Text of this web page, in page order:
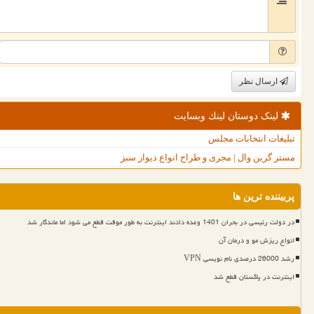
ارسال نظر
لینک دوستان لینك وبسایت
تبلیغات انتخابات مجلس
مستر گرین وال | مجری و طراح انواع دیوار سبز
پربیننده ترین ها
در دولت رئیسی در بحران 1401 وعده دادند اینترنت به طور موقت قطع می شود اما ماندگار شد
انواع ریزش مو و درمان آن
رشد 26000 درصدی نام نویسی VPN
اینترنت در پاکستان قطع شد